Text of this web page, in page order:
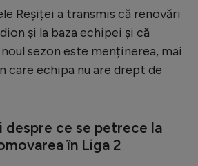
cont
Reșiței a transmis că renovări
și la baza echipei și că
sezon este menținerea, mai
care echipa nu are drept de
ce se petrece la
în Liga 2